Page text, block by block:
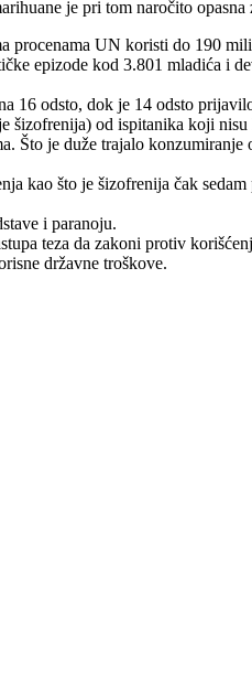
je pri tom naročito
procenama UN koristi do 190
epizode kod 3.801 mladića i
odsto, dok je 14 odsto
šizofrenija) od ispitanika koji
je duže trajalo
kao što je šizofrenija čak
i paranoju.
teza da zakoni protiv
državne troškove.